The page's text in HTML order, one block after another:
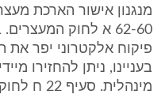
מנגנון אישור הארכת
62-60 א לחוק
פיקוח אלקטרוני יפר את
בעניינו, ניתן להחזירו
מינהלית.